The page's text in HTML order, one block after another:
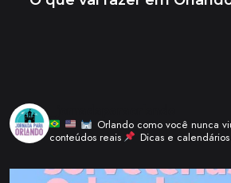
Orlando como você nunca
conteúdos reais
Dicas e